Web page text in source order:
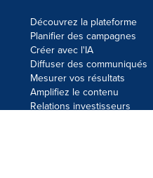
Découvrez la plateforme
Planifier des campagnes
Créer avec l'IA
Diffuser des communiqués
Mesurer vos résultats
Amplifiez le contenu
Relations investisseurs